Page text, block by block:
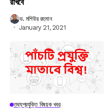
ড. মশিউর রহমান
January 21, 2021
তথ্যপ্রযুক্তি বিষয়ক খবর